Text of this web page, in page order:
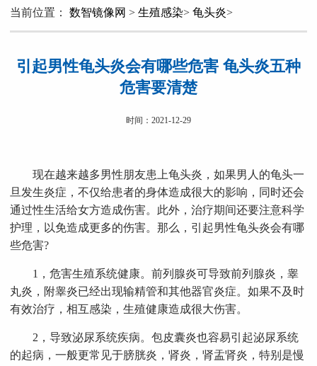
当前位置： 数智镜像网 > 生殖感染> 龟头炎>
引起男性龟头炎会有哪些危害 龟头炎五种
危害要清楚
时间：2021-12-29
现在越来越多男性朋友患上龟头炎，如果男人的龟头一
旦发生炎症，不仅给患者的身体造成很大的影响，同时还会
通过性生活给女方造成伤害。此外，治疗期间还要注意科学
护理，以免造成更多的伤害。那么，引起男性龟头炎会有哪
些危害?
1，危害生殖系统健康。前列腺炎可导致前列腺炎，睾
丸炎，附睾炎已经出现输精管和其他器官炎症。如果不及时
有效治疗，相互感染，生殖健康造成很大伤害。
2，导致泌尿系统疾病。包皮囊炎也容易引起泌尿系统
的起病，一般更常见于膀胱炎，肾炎，肾盂肾炎，特别是慢